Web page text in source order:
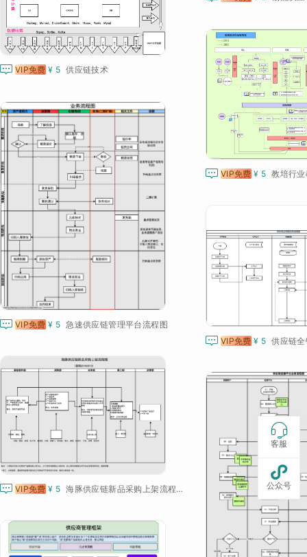
 VIP免费 ¥ 5 供应链技术
 VIP免费 ¥ 5 教培行
 VIP免费 ¥ 5 急速供应链管理平台流程图
 VIP免费 ¥ 5 供应链
 VIP免费 ¥ 5 海豚供应链新品采购上架流程图

客服

公众号